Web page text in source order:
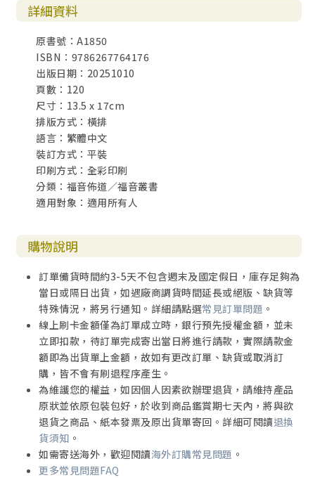
詳細資料
原書號：A1850
ISBN：9786267764176
出版日期：20251010
頁數：120
尺寸：13.5 x 17cm
排版方式：橫排
語言：繁體中文
裝訂方式：平裝
印刷方式：全彩印刷
分類：福音佈道／福音叢書
適用對象：適用所有人
購物說明
訂單備貨時間約3-5天不包含週末及國定假日，庫存足夠為
當日或隔日出貨，如遇廠商調貨時間延長或絕版、缺貨等
特殊情況，將另行通知。詳細請點選常見訂單問題 。
線上刷卡金額僅為訂單成立時，銀行預先授權金額，並未
立即扣款，待訂單完成寄出當日將進行請款，實際請款金
額即為出貨單上金額，故如有更改訂單、缺貨或取消訂
購，皆不會有刷退程序產生。
為維護您的權益，如因個人因素欲辦理退貨，請維持產品
原狀並依原包裝包好，於收到商品鑑賞期七天內，將與欲
退貨之商品、紙本發票及原出貨單寄回。詳細可閱讀退換
貨須知 。
如需寄送海外，歡迎閱讀海外訂購常見問題 。
更多常見問題FAQ